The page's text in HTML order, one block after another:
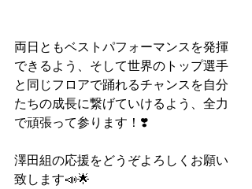
両日ともベストパフォーマンスを発揮
できるよう、そして世界のトップ選手
と同じフロアで踊れるチャンスを自分
たちの成長に繋げていけるよう、全力
で頑張って参ります！❣️
澤田組の応援をどうぞよろしくお願い
致します📣🌟